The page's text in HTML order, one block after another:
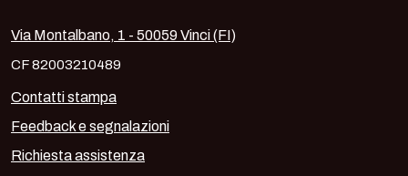
Via Montalbano, 1 - 50059 Vinci (FI)
CF 82003210489
Contatti stampa
Feedback e segnalazioni
Richiesta assistenza